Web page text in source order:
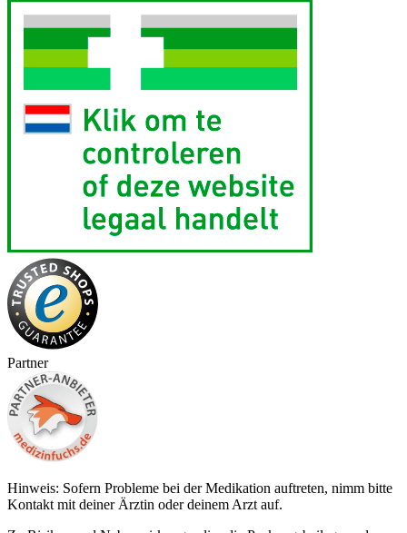
Partner
Hinweis: Sofern Probleme bei der Medikation auftreten, nimm bitte
Kontakt mit deiner Ärztin oder deinem Arzt auf.